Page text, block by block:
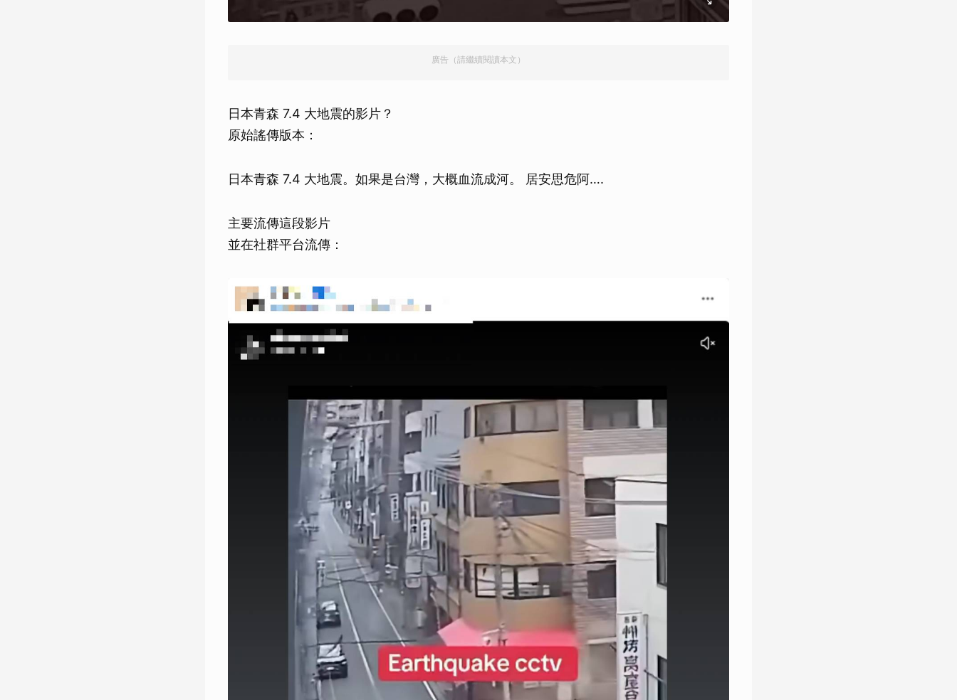
廣告（請繼續閱讀本文）
日本青森 7.4 大地震的影片？
原始謠傳版本：
日本青森 7.4 大地震。如果是台灣，大概血流成河。 居安思危阿….
主要流傳這段影片
並在社群平台流傳：